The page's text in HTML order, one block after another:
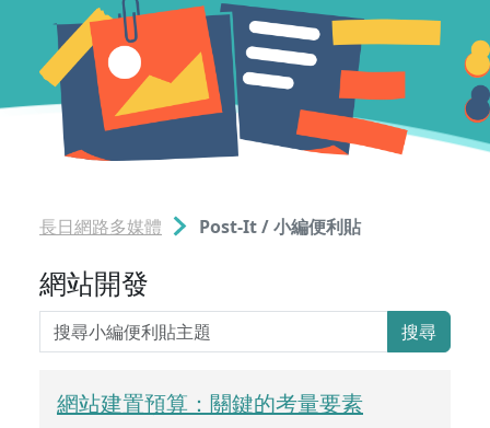
長日網路多媒體 Post-It / 小編便利貼
網站開發
搜尋
網站建置預算：關鍵的考量要素